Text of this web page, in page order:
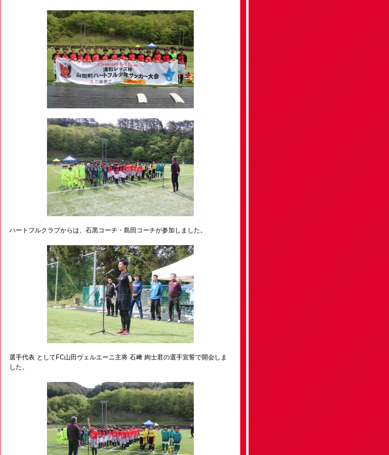
ハートフルクラブからは、石黒コーチ・島田コーチが参加しました。
選手代表 としてFC山田ヴェルエーニ主将 石﨑 絢士君の選手宣誓で開会しま
した。